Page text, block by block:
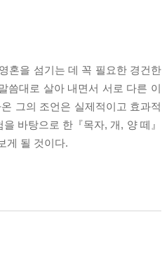
혼을 섬기는 데 꼭 필요한 경건한
씀대로 살아 내면서 서로 다른 이
그의 조언은 실제적이고 효과적
바탕으로 한『목자, 개, 양 떼』
게 될 것이다.